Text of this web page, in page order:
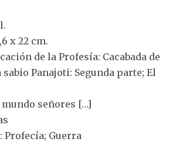
x 22 cm.
de la Profesía: Cacabada de
Panajoti: Segunda parte; El
señores […]
: Profecía; Guerra